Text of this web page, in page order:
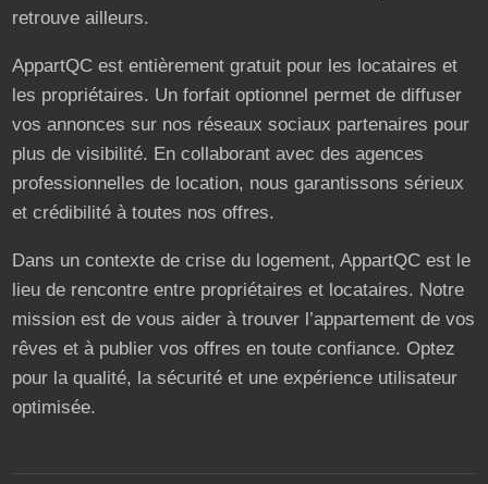
retrouve ailleurs.
AppartQC est entièrement gratuit pour les locataires et
les propriétaires. Un forfait optionnel permet de diffuser
vos annonces sur nos réseaux sociaux partenaires pour
plus de visibilité. En collaborant avec des agences
professionnelles de location, nous garantissons sérieux
et crédibilité à toutes nos offres.
Dans un contexte de crise du logement, AppartQC est le
lieu de rencontre entre propriétaires et locataires. Notre
mission est de vous aider à trouver l’appartement de vos
rêves et à publier vos offres en toute confiance. Optez
pour la qualité, la sécurité et une expérience utilisateur
optimisée.